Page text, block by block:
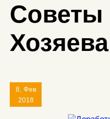
Советы
8, Фев
2018